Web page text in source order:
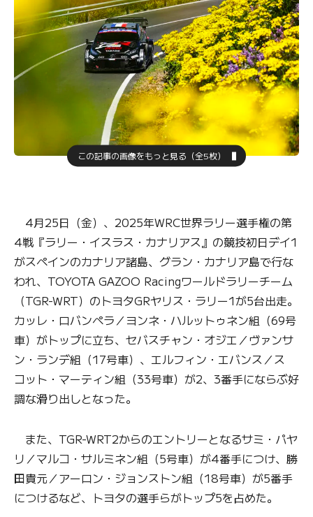
この記事の画像をもっと見る（全5枚）
4月25日（金）、2025年WRC世界ラリー選手権の第
4戦『ラリー・イスラス・カナリアス』の競技初日デイ1
がスペインのカナリア諸島、グラン・カナリア島で行な
われ、TOYOTA GAZOO Racingワールドラリーチーム
（TGR-WRT）のトヨタGRヤリス・ラリー1が5台出走。
カッレ・ロバンペラ／ヨンネ・ハルットゥネン組（69号
車）がトップに立ち、セバスチャン・オジエ／ヴァンサ
ン・ランデ組（17号車）、エルフィン・エバンス／ス
コット・マーティン組（33号車）が2、3番手にならぶ好
調な滑り出しとなった。
また、TGR-WRT2からのエントリーとなるサミ・パヤ
リ／マルコ・サルミネン組（5号車）が4番手につけ、勝
田貴元／アーロン・ジョンストン組（18号車）が5番手
につけるなど、トヨタの選手らがトップ5を占めた。